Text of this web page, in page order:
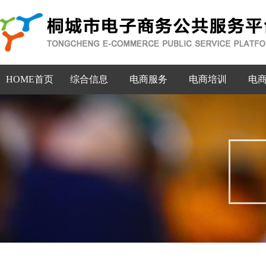
HOME首页 综合信息 电商服务 电商培训 电